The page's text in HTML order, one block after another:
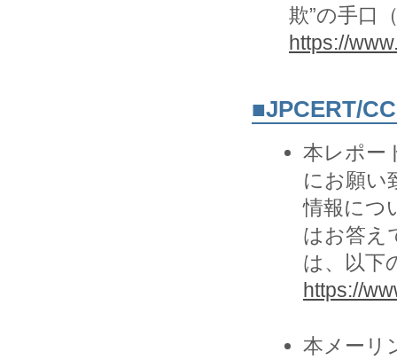
欺”の手口
https://
■JPCERT/
本レポー
にお願い
情報につ
はお答え
は、以下
https://
本メーリ